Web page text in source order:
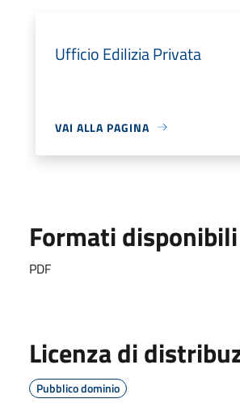
Ufficio Edilizia Privata
VAI ALLA PAGINA
Formati disponibili
PDF
Licenza di
Pubblico dominio